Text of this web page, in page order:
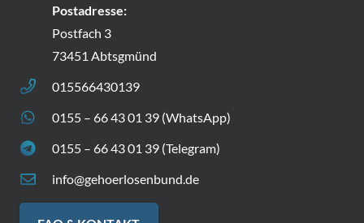
Postadresse:
Postfach 3
73451 Abtsgmünd
015566430139
0155 – 66 43 01 39 (WhatsApp)
0155 – 66 43 01 39 (Telegram)
info@gehoerlosenbund.de